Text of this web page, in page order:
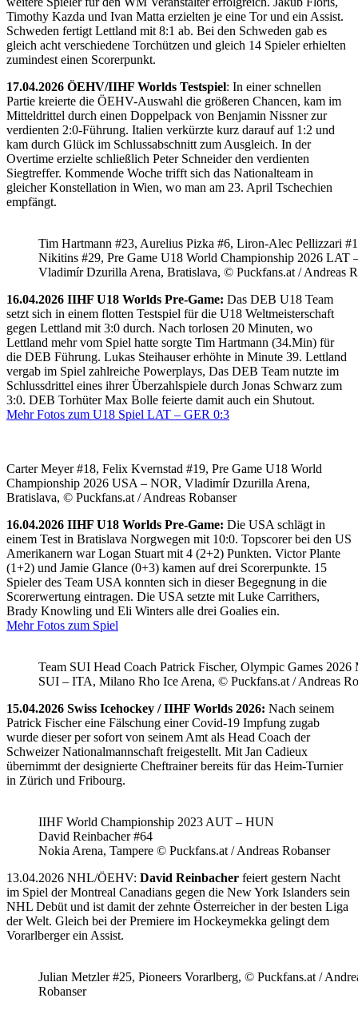
Timothy Kazda und Ivan Matta erzielten je eine Tor und ein Assist.
Schweden fertigt Lettland mit 8:1 ab. Bei den Schweden gab es
gleich acht verschiedene Torchützen und gleich 14 Spieler erhielten
zumindest einen Scorerpunkt.
17.04.2026 ÖEHV/IIHF Worlds Testspiel: In einer schnellen
Partie kreierte die ÖEHV-Auswahl die größeren Chancen, kam im
Mitteldrittel durch einen Doppelpack von Benjamin Nissner zur
verdienten 2:0-Führung. Italien verkürzte kurz darauf auf 1:2 und
kam durch Glück im Schlussabschnitt zum Ausgleich. In der
Overtime erzielte schließlich Peter Schneider den verdienten
Siegtreffer. Kommende Woche trifft sich das Nationalteam in
gleicher Konstellation in Wien, wo man am 23. April Tschechien
empfängt.
Tim Hartmann #23, Aurelius Pizka #6, Liron-Alec Pellizzari
Nikitins #29, Pre Game U18 World Championship 2026 LAT
Vladimír Dzurilla Arena, Bratislava, © Puckfans.at / Andreas
16.04.2026 IIHF U18 Worlds Pre-Game: Das DEB U18 Team
setzt sich in einem flotten Testspiel für die U18 Weltmeisterschaft
gegen Lettland mit 3:0 durch. Nach torlosen 20 Minuten, wo
Lettland mehr vom Spiel hatte sorgte Tim Hartmann (34.Min) für
die DEB Führung. Lukas Steihauser erhöhte in Minute 39. Lettland
vergab im Spiel zahlreiche Powerplays, Das DEB Team nutzte im
Schlussdrittel eines ihrer Überzahlspiele durch Jonas Schwarz zum
3:0. DEB Torhüter Max Bolle feierte damit auch ein Shutout.
Mehr Fotos zum U18 Spiel LAT – GER 0:3
Carter Meyer #18, Felix Kvernstad #19, Pre Game U18 World
Championship 2026 USA – NOR, Vladimír Dzurilla Arena,
Bratislava, © Puckfans.at / Andreas Robanser
16.04.2026 IIHF U18 Worlds Pre-Game: Die USA schlägt in
einem Test in Bratislava Norgwegen mit 10:0. Topscorer bei den US
Amerikanern war Logan Stuart mit 4 (2+2) Punkten. Victor Plante
(1+2) und Jamie Glance (0+3) kamen auf drei Scorerpunkte. 15
Spieler des Team USA konnten sich in dieser Begegnung in die
Scorerwertung eintragen. Die USA setzte mit Luke Carrithers,
Brady Knowling und Eli Winters alle drei Goalies ein.
Mehr Fotos zum Spiel
Team SUI Head Coach Patrick Fischer, Olympic Games 2026
SUI – ITA, Milano Rho Ice Arena, © Puckfans.at / Andreas
15.04.2026 Swiss Icehockey / IIHF Worlds 2026: Nach seinem
Patrick Fischer eine Fälschung einer Covid-19 Impfung zugab
wurde dieser per sofort von seinem Amt als Head Coach der
Schweizer Nationalmannschaft freigestellt. Mit Jan Cadieux
übernimmt der designierte Cheftrainer bereits für das Heim-Turnier
in Zürich und Fribourg.
IIHF World Championship 2023 AUT – HUN
David Reinbacher #64
Nokia Arena, Tampere © Puckfans.at / Andreas Robanser
13.04.2026 NHL/ÖEHV: David Reinbacher feiert gestern Nacht
im Spiel der Montreal Canadians gegen die New York Islanders sein
NHL Debüt und ist damit der zehnte Österreicher in der besten Liga
der Welt. Gleich bei der Premiere im Hockeymekka gelingt dem
Vorarlberger ein Assist.
Julian Metzler #25, Pioneers Vorarlberg, © Puckfans.at /
Robanser